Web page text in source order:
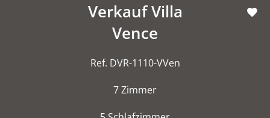
Verkauf Villa
Vence
Ref. DVR-1110-VVen
7 Zimmer